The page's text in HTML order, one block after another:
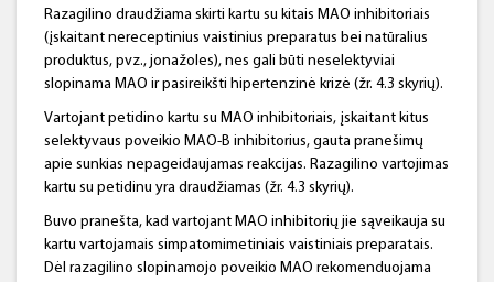
Razagilino draudžiama skirti kartu su kitais MAO inhibitoriais
(įskaitant nereceptinius vaistinius preparatus bei natūralius
produktus, pvz., jonažoles), nes gali būti neselektyviai
slopinama MAO ir pasireikšti hipertenzinė krizė (žr. 4.3 skyrių).
Vartojant petidino kartu su MAO inhibitoriais, įskaitant kitus
selektyvaus poveikio MAO-B inhibitorius, gauta pranešimų
apie sunkias nepageidaujamas reakcijas. Razagilino vartojimas
kartu su petidinu yra draudžiamas (žr. 4.3 skyrių).
Buvo pranešta, kad vartojant MAO inhibitorių jie sąveikauja su
kartu vartojamais simpatomimetiniais vaistiniais preparatais.
Dėl razagilino slopinamojo poveikio MAO rekomenduojama